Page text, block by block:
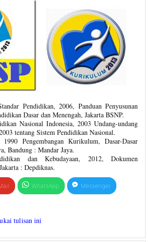
Pendidikan, 2006, Panduan Penyusunan
Dasar dan Menengah, Jakarta BSNP.
Nasional Indonesia, 2003 Undang-undang
tentang Sistem Pendidikan Nasional.
Pengembangan Kurikulum, Dasar-Dasar
Bandung : Mandar Jaya.
dan Kebudayaan, 2012, Dokumen
: Depdiknas.
WhatsApp Messenger
tulisan ini